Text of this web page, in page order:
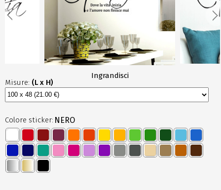
Ingrandisci
Misure: (L x H)
Colore sticker: NERO